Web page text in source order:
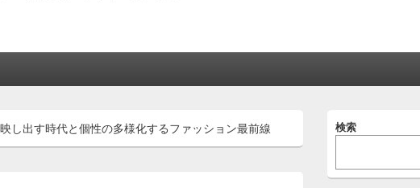
し出す時代と個性の多様化するファッション最前線
イ
イ
検索